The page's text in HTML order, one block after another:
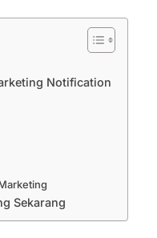
Notification
Sekarang